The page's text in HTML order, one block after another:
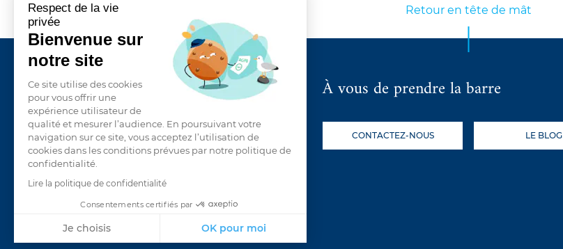
Respect de la vie
privée
Bienvenue sur
notre site
Ce site utilise des cookies
pour vous offrir une
expérience utilisateur de
qualité et mesurer l’audience. En poursuivant votre
navigation sur ce site, vous acceptez l’utilisation de
cookies dans les conditions prévues par notre politique de
confidentialité.
Lire la politique de confidentialité
Consentements certifiés par
Je choisis OK pour moi
Inscrivez-vous à la newsletter À vous de prendre la barre
CONTACTEZ-NOUS LE BLOG
Retour en tête de mât